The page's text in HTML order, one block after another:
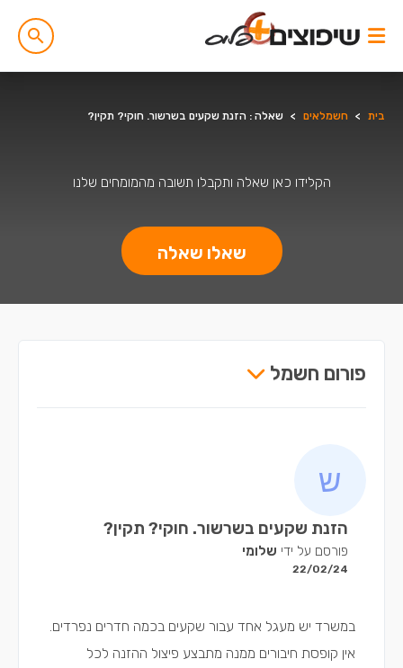
בית > חשמלאים > שאלה : הזנת שקעים בשרשור. חוקי? תקין?
הקלידו כאן שאלה ותקבלו תשובה מהמומחים שלנו
שאלו שאלה
פורום חשמל
הזנת שקעים בשרשור. חוקי? תקין?
פורסם על ידי שלומי
22/02/24
במשרד יש מעגל אחד עבור שקעים בכמה חדרים נפרדים.
אין קופסת חיבורים ממנה מתבצע פיצול ההזנה לכל